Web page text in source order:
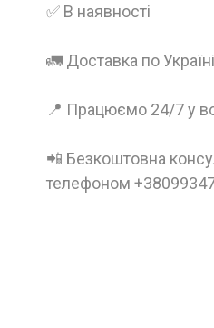
✅ В наявності
🚛 Доставка по
📍 Працюємо 24/7 у
📲 Безкоштовна
телефоном